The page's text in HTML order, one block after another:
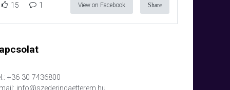
15 1 View on Facebook Share
+36 30 7436800
info@szederindaetterem.hu